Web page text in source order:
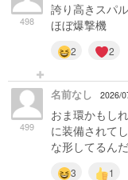
498
誇り高きスパ
ほぼ爆撃機
2 2
499
名前なし 2026/
おま環かもし
に装備されて
な形してるん
3 1